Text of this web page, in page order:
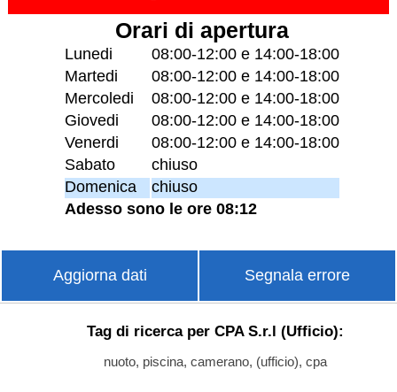
Orari di apertura
Lunedi
08:00-12:00 e 14:00-18:00
Martedi
08:00-12:00 e 14:00-18:00
Mercoledi
08:00-12:00 e 14:00-18:00
Giovedi
08:00-12:00 e 14:00-18:00
Venerdi
08:00-12:00 e 14:00-18:00
Sabato
chiuso
Domenica
chiuso
Adesso sono le ore 08:12
Aggiorna dati Segnala errore
Tag di ricerca per CPA S.r.l (Ufficio):
nuoto, piscina, camerano, (ufficio), cpa